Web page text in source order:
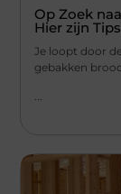
Op Zoek
Hier zijn
Je loopt door
gebakken
...